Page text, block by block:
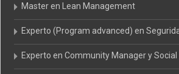
Master en Lean Management
Experto (Program advanced) en
Experto en Community Manager y Social